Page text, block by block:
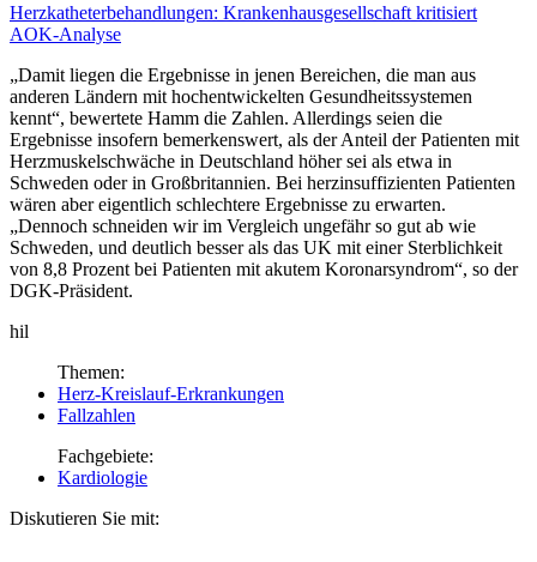
Herzkatheterbehandlungen: Krankenhausgesellschaft kritisiert
AOK-Analyse
„Damit liegen die Ergebnisse in jenen Bereichen, die man aus
anderen Ländern mit hochentwickelten Gesundheitssystemen
kennt“, bewertete Hamm die Zahlen. Allerdings seien die
Ergebnisse insofern bemerkenswert, als der Anteil der Patienten mit
Herz­muskelschwäche in Deutschland höher sei als etwa in
Schweden oder in Großbritannien. Bei herzinsuffizienten Patienten
wären aber eigentlich schlechtere Ergebnisse zu erwarten.
„Dennoch schneiden wir im Vergleich ungefähr so gut ab wie
Schweden, und deutlich besser als das UK mit einer Sterblichkeit
von 8,8 Prozent bei Patienten mit akutem Koronarsyndrom“, so der
DGK-Präsident.
hil
Themen:
Herz-Kreislauf-Erkrankungen
Fallzahlen
Fachgebiete:
Kardiologie
Diskutieren Sie mit: